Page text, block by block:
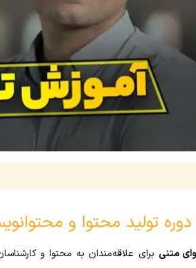
دوره تولید محتوا و
متنی برای علاقه‌مندان به محتوا و